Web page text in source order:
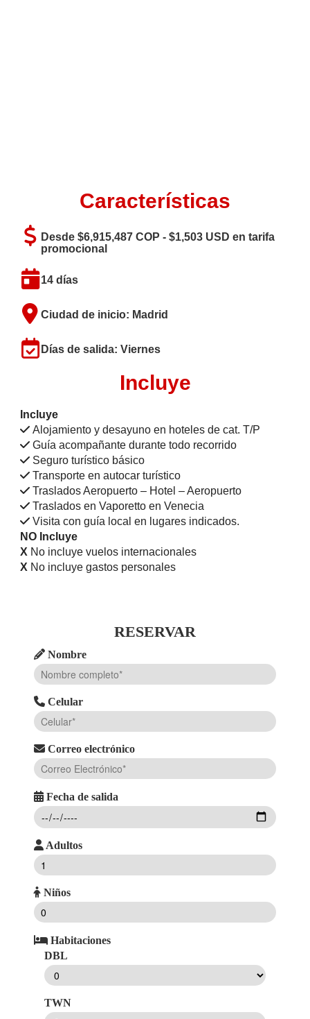
Características
Desde $6,915,487 COP - $1,503 USD en tarifa
promocional
14 días
Ciudad de inicio: Madrid
Días de salida: Viernes
Incluye
Incluye
Alojamiento y desayuno en hoteles de cat. T/P
Guía acompañante durante todo recorrido
Seguro turístico básico
Transporte en autocar turístico
Traslados Aeropuerto – Hotel – Aeropuerto
Traslados en Vaporetto en Venecia
Visita con guía local en lugares indicados.
NO Incluye
X No incluye vuelos internacionales
X No incluye gastos personales
RESERVAR
Nombre
Celular
Correo electrónico
Fecha de salida
Adultos
Niños
Habitaciones
DBL
TWN